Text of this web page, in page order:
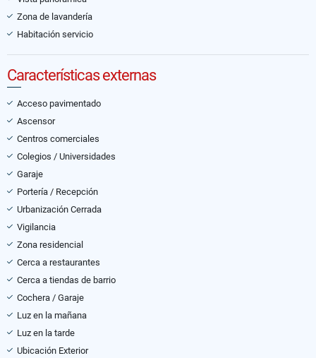
Zona de lavandería
Habitación servicio
Características externas
Acceso pavimentado
Ascensor
Centros comerciales
Colegios / Universidades
Garaje
Portería / Recepción
Urbanización Cerrada
Vigilancia
Zona residencial
Cerca a restaurantes
Cerca a tiendas de barrio
Cochera / Garaje
Luz en la mañana
Luz en la tarde
Ubicación Exterior